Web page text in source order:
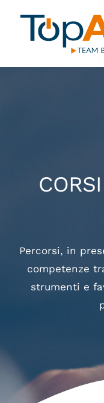
contenuto
Percorsi, in
competenze
strumenti e